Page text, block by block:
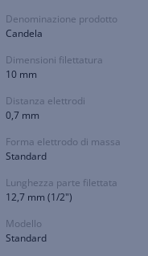
Denominazione prodotto
Candela
Dimensioni filettatura
10 mm
Distanza elettrodi
0,7 mm
Forma elettrodo di massa
Standard
Lunghezza parte filettata
12,7 mm (1/2")
Modello
Standard